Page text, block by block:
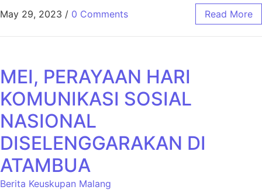
May 29, 2023 / 0 Comments Read More
MEI, PERAYAAN HARI
KOMUNIKASI SOSIAL
NASIONAL
DISELENGGARAKAN DI
ATAMBUA
Berita Keuskupan Malang